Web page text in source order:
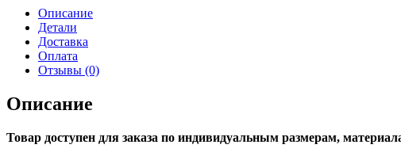
Описание
Детали
Доставка
Оплата
Отзывы (0)
Описание
Товар доступен для заказа по индивидуальным размерам,